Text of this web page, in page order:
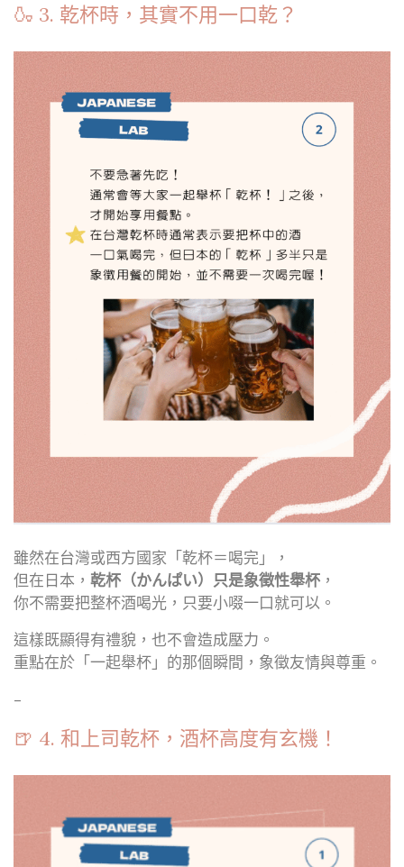
🍶 3. 乾杯時，其實不用一口乾？
雖然在台灣或西方國家「乾杯＝喝完」，
但在日本， 乾杯（かんぱい）只是象徵性舉杯 ，
你不需要把整杯酒喝光，只要小啜一口就可以。
這樣既顯得有禮貌，也不會造成壓力。
重點在於「一起舉杯」的那個瞬間，象徵友情與尊重。
–
🍺 4. 和上司乾杯，酒杯高度有玄機！